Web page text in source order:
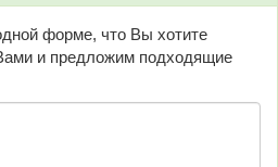
форме, что Вы хотите
и предложим подходящие